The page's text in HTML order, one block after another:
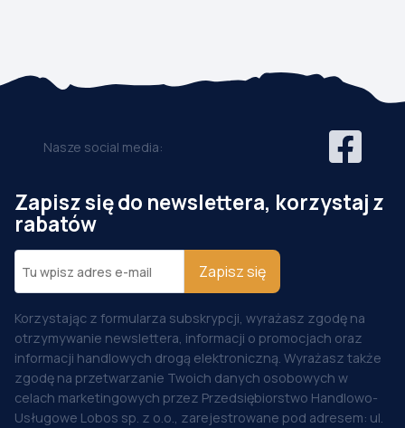
Nasze social media:
Zapisz się do newslettera, korzystaj z
rabatów
Zapisz się
Korzystając z formularza subskrypcji, wyrażasz zgodę na
otrzymywanie newslettera, informacji o promocjach oraz
informacji handlowych drogą elektroniczną. Wyrażasz także
zgodę na przetwarzanie Twoich danych osobowych w
celach marketingowych przez Przedsiębiorstwo Handlowo-
Usługowe Lobos sp. z o.o., zarejestrowane pod adresem: ul.